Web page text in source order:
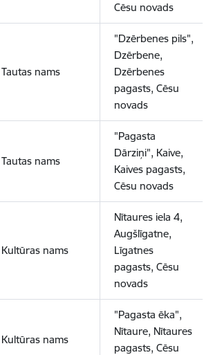
Cēsu novads
Tautas nams
"Dzērbenes pils",
Dzērbene,
Dzērbenes
pagasts, Cēsu
novads
Tautas nams
"Pagasta
Dārziņi", Kaive,
Kaives pagasts,
Cēsu novads
Kultūras nams
Nītaures iela 4,
Augšlīgatne,
Līgatnes
pagasts, Cēsu
novads
Kultūras nams
"Pagasta ēka",
Nītaure, Nītaures
pagasts, Cēsu